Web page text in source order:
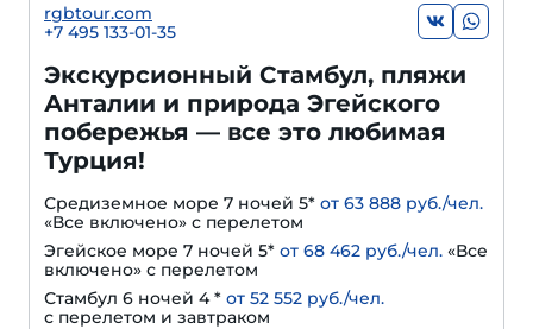
rgbtour.com
+7 495 133-01-35
Экскурсионный Стамбул, пляжи
Анталии и природа Эгейского
побережья — все это любимая
Турция!
Средиземное море 7 ночей 5* от 63 888 руб./чел.
«Все включено» с перелетом
Эгейское море 7 ночей 5* от 68 462 руб./чел. «Все
включено» с перелетом
Стамбул 6 ночей 4 * от 52 552 руб./чел.
с перелетом и завтраком